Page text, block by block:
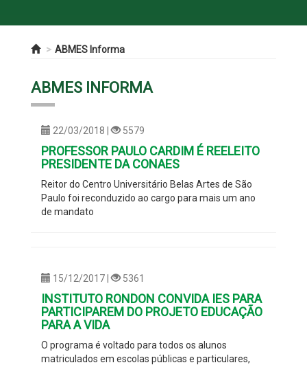
ABMES Informa
ABMES INFORMA
22/03/2018 | 5579
PROFESSOR PAULO CARDIM É REELEITO
PRESIDENTE DA CONAES
Reitor do Centro Universitário Belas Artes de São
Paulo foi reconduzido ao cargo para mais um ano
de mandato
15/12/2017 | 5361
INSTITUTO RONDON CONVIDA IES PARA
PARTICIPAREM DO PROJETO EDUCAÇÃO
PARA A VIDA
O programa é voltado para todos os alunos
matriculados em escolas públicas e particulares,